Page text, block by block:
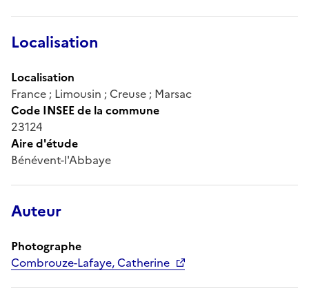
Localisation
Localisation
France ; Limousin ; Creuse ; Marsac
Code INSEE de la commune
23124
Aire d'étude
Bénévent-l'Abbaye
Auteur
Photographe
Combrouze-Lafaye, Catherine